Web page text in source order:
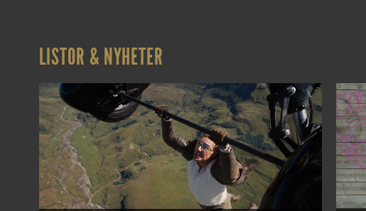
LISTOR & NYHETER